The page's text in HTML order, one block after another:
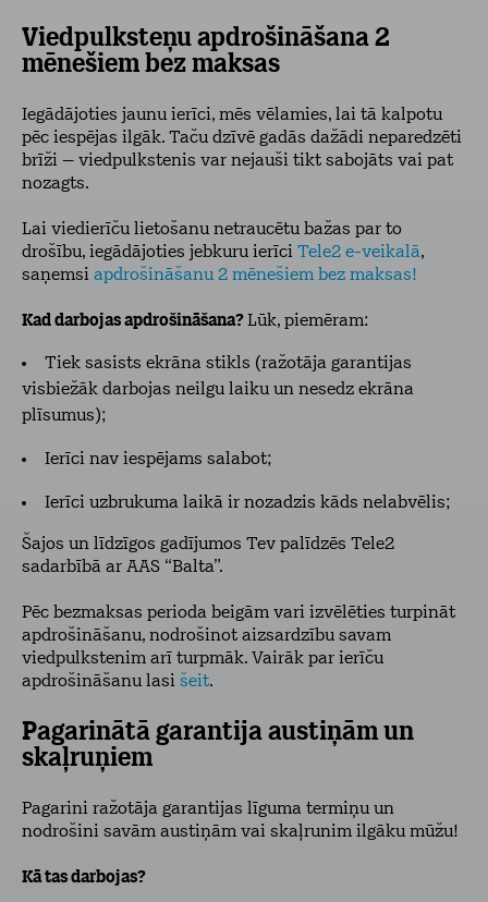
Viedpulksteņu apdrošināšana 2
mēnešiem bez maksas
Iegādājoties jaunu ierīci, mēs vēlamies, lai tā kalpotu
pēc iespējas ilgāk. Taču dzīvē gadās dažādi neparedzēti
brīži – viedpulkstenis var nejauši tikt sabojāts vai pat
nozagts.
Lai viedierīču lietošanu netraucētu bažas par to
drošību, iegādājoties jebkuru ierīci Tele2 e-veikalā,
saņemsi apdrošināšanu 2 mēnešiem bez maksas!
Kad darbojas apdrošināšana?Lūk, piemēram:
Tiek sasists ekrāna stikls (ražotāja garantijas
visbiežāk darbojas neilgu laiku un nesedz ekrāna
plīsumus);
Ierīci nav iespējams salabot;
Ierīci uzbrukuma laikā ir nozadzis kāds nelabvēlis;
Šajos un līdzīgos gadījumos Tev palīdzēs Tele2
sadarbībā ar AAS “Balta”.
Pēc bezmaksas perioda beigām vari izvēlēties turpināt
apdrošināšanu, nodrošinot aizsardzību savam
viedpulkstenim arī turpmāk. Vairāk par ierīču
apdrošināšanu lasi šeit.
Pagarinātā garantija austiņām un
skaļruņiem
Pagarini ražotāja garantijas līguma termiņu un
nodrošini savām austiņām vai skaļrunim ilgāku mūžu!
Kā tas darbojas?